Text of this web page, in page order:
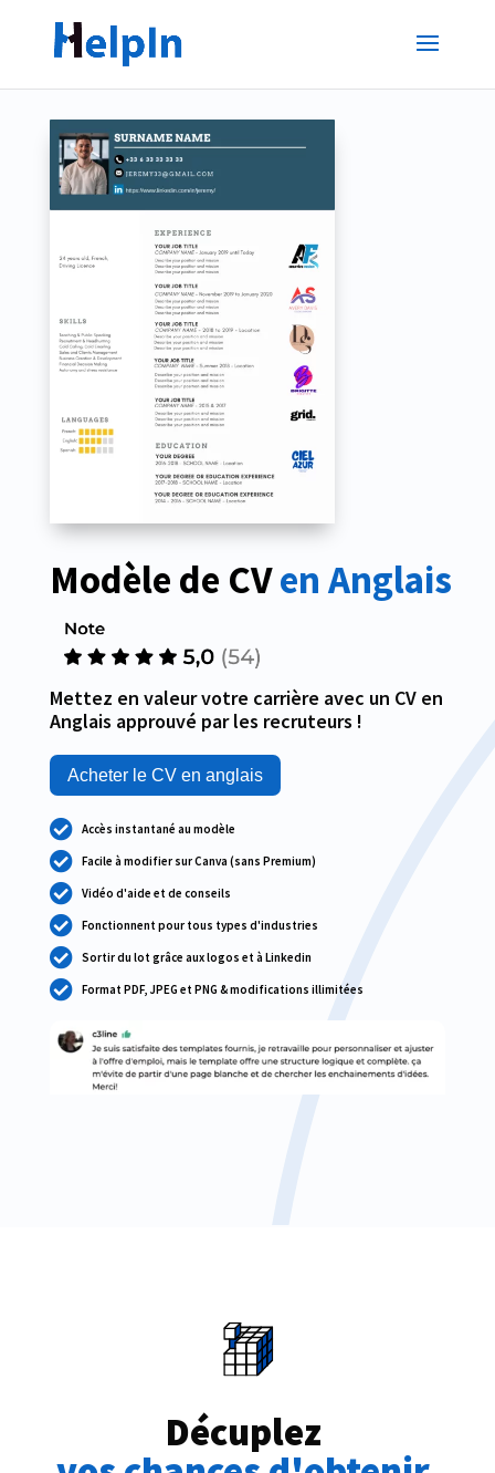
Modèle de CV en Anglais
Mettez en valeur votre carrière avec un CV en
Anglais approuvé par les recruteurs !
Acheter le CV en anglais
 Accès instantané au modèle
 Facile à modifier sur Canva (sans Premium)
 Vidéo d'aide et de conseils
 Fonctionnent pour tous types d'industries
 Sortir du lot grâce aux logos et à Linkedin
 Format PDF, JPEG et PNG & modifications illimitées
Décuplez